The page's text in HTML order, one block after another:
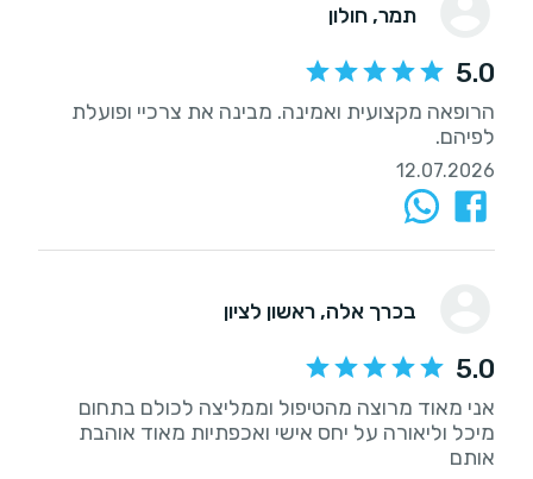
תמר, חולון
5.0
הרופאה מקצועית ואמינה. מבינה את צרכיי ופועלת
לפיהם.
12.07.2026
בכרך אלה, ‏ראשון לציון
5.0
‏אני מאוד מרוצה מהטיפול וממליצה לכולם בתחום
מיכל וליאורה על יחס אישי ואכפתיות מאוד אוהבת
אותם